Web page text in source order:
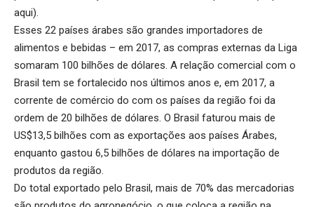
aqui).
Esses 22 países árabes são grandes importadores de
alimentos e bebidas – em 2017, as compras externas da Liga
somaram 100 bilhões de dólares. A relação comercial com o
Brasil tem se fortalecido nos últimos anos e, em 2017, a
corrente de comércio do com os países da região foi da
ordem de 20 bilhões de dólares. O Brasil faturou mais de
US$13,5 bilhões com as exportações aos países Árabes,
enquanto gastou 6,5 bilhões de dólares na importação de
produtos da região.
Do total exportado pelo Brasil, mais de 70% das mercadorias